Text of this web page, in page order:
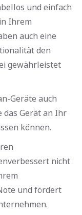
und einfach
Ihrem
auch eine
den
gewährleistet
Geräte auch
das Gerät an Ihr
können.
nicht
und fördert